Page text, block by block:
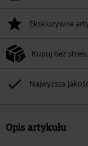
Ekskluzywne
Kupuj bez
Najwyższa
Opis artykułu